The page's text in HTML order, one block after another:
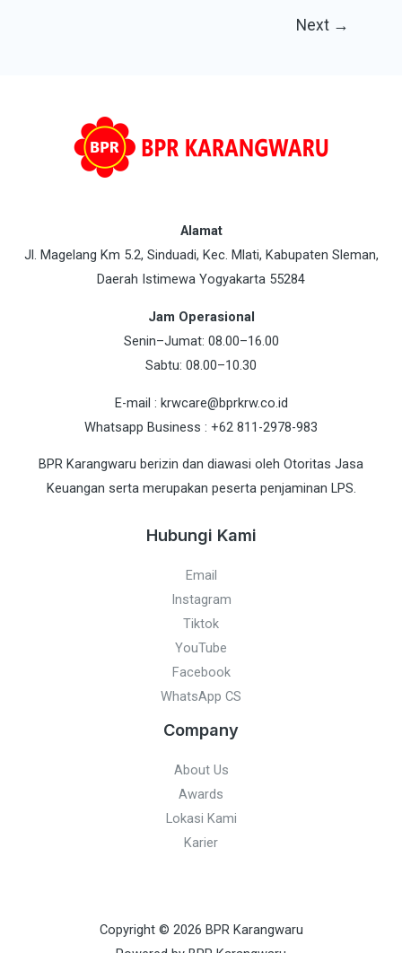
Next →
Alamat
Jl. Magelang Km 5.2, Sinduadi, Kec. Mlati, Kabupaten Sleman,
Daerah Istimewa Yogyakarta 55284
Jam Operasional
Senin–Jumat: 08.00–16.00
Sabtu: 08.00–10.30
E-mail : krwcare@bprkrw.co.id
Whatsapp Business : +62 811-2978-983
BPR Karangwaru berizin dan diawasi oleh Otoritas Jasa
Keuangan serta merupakan peserta penjaminan LPS.
Hubungi Kami
Email
Instagram
Tiktok
YouTube
Facebook
WhatsApp CS
Company
About Us
Awards
Lokasi Kami
Karier
Copyright © 2026 BPR Karangwaru